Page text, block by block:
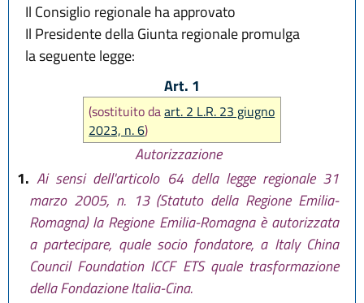
Il Consiglio regionale ha approvato
Il Presidente della Giunta regionale promulga
la seguente legge:
Art. 1
(sostituito daart. 2 L.R. 23 giugno
2023, n. 6)
Autorizzazione
1. Ai sensi dell'articolo 64 della legge regionale 31
marzo 2005, n. 13 (Statuto della Regione Emilia-
Romagna) la Regione Emilia-Romagna è autorizzata
a partecipare, quale socio fondatore, a Italy China
Council Foundation ICCF ETS quale trasformazione
della Fondazione Italia-Cina.